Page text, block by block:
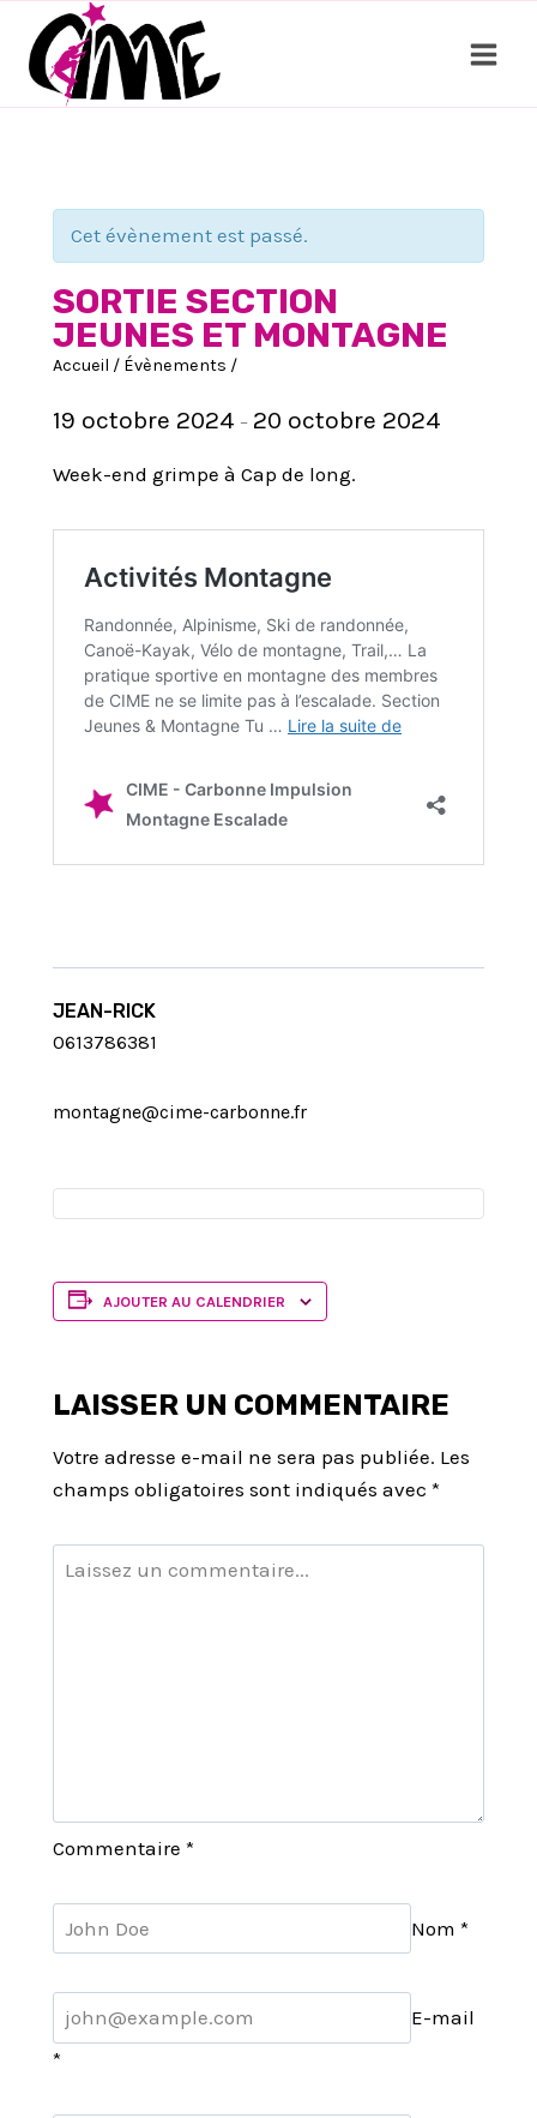
contenu
Cet évènement est passé.
SORTIE SECTION
JEUNES ET MONTAGNE
Accueil / Évènements /
19 octobre 2024 – 20 octobre 2024
Week-end grimpe à Cap de long.
JEAN-RICK
0613786381
montagne@cime-carbonne.fr
AJOUTER AU CALENDRIER
LAISSER UN COMMENTAIRE
Votre adresse e-mail ne sera pas publiée. Les
champs obligatoires sont indiqués avec *
Commentaire *
Nom *
E-mail
*